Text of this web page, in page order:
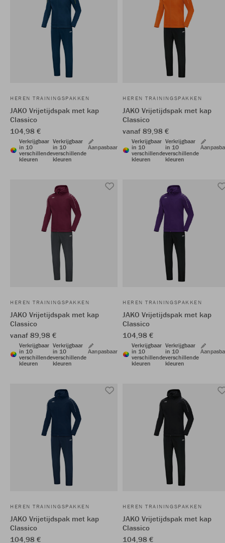
HEREN TRAININGSPAKKEN
JAKO Vrijetijdspak met kap
Classico
104,98 €
Verkrijgbaar
in 10
verschillende
kleuren
Verkrijgbaar
in 10
verschillende
kleuren
Aanpasbaar
HEREN TRAININGSPAKKEN
JAKO Vrijetijdspak met kap
Classico
vanaf 89,98 €
Verkrijgbaar
in 10
verschillende
kleuren
Verkrijgbaar
in 10
verschillende
kleuren
HEREN TRAININGSPAKKEN
JAKO Vrijetijdspak met kap
Classico
vanaf 89,98 €
Verkrijgbaar
in 10
verschillende
kleuren
Verkrijgbaar
in 10
verschillende
kleuren
Aanpasbaar
HEREN TRAININGSPAKKEN
JAKO Vrijetijdspak met kap
Classico
104,98 €
Verkrijgbaar
in 10
verschillende
kleuren
Verkrijgbaar
in 10
verschillende
kleuren
HEREN TRAININGSPAKKEN
JAKO Vrijetijdspak met kap
Classico
104,98 €
HEREN TRAININGSPAKKEN
JAKO Vrijetijdspak met kap
Classico
104,98 €